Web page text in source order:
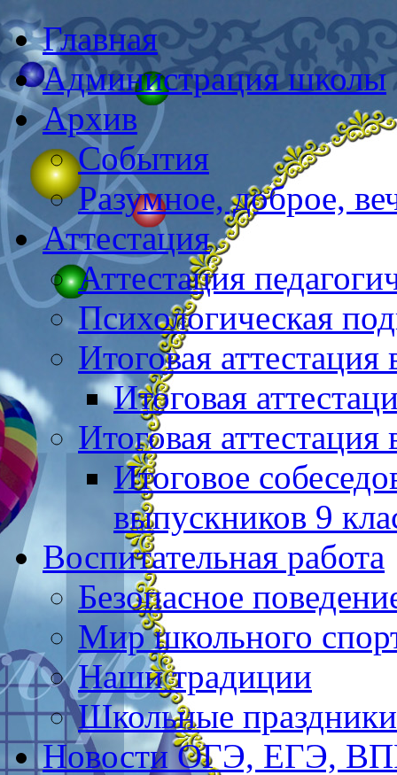
Главная
Администрация школы
Архив
События
Разумное, доброе,
Аттестация
Аттестация
Психологическая
Итоговая
Итоговая
Итоговая
Итоговое
выпускников 9
Воспитательная работа
Безопасное
Мир школьного
Наши традиции
Школьные праздники
Новости ОГЭ, ЕГЭ,